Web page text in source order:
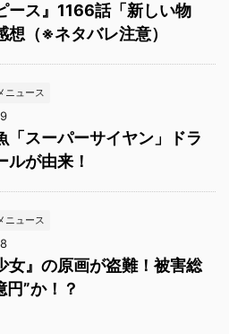
ース』1166話「新しい物
想（※ネタバレ注意）
ニュース
「スーパーサイヤン」ドラ
ルが由来！
ニュース
女』の原画が盗難！被害総
円”か！？